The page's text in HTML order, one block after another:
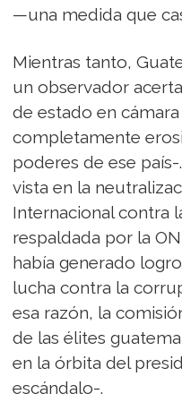
—una medida que
Mientras tanto,
un observador
de estado en
completamente
poderes de ese
vista en la
Internacional contra
respaldada por la
había generado
lucha contra la
esa razón, la
de las élites
en la órbita del
escándalo-.